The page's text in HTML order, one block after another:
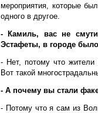
мероприятия, которые
одного в другое.
- Камиль, вас не
Эстафеты, в городе
- Нет, потому что жители
Вот такой
- А почему вы стали
- Потому что я сам из